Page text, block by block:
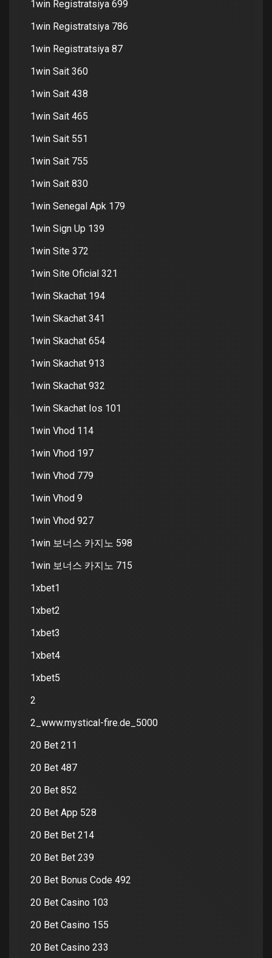
1win Registratsiya 699
1win Registratsiya 786
1win Registratsiya 87
1win Sait 360
1win Sait 438
1win Sait 465
1win Sait 551
1win Sait 755
1win Sait 830
1win Senegal Apk 179
1win Sign Up 139
1win Site 372
1win Site Oficial 321
1win Skachat 194
1win Skachat 341
1win Skachat 654
1win Skachat 913
1win Skachat 932
1win Skachat Ios 101
1win Vhod 114
1win Vhod 197
1win Vhod 779
1win Vhod 9
1win Vhod 927
1win 보너스 카지노 598
1win 보너스 카지노 715
1xbet1
1xbet2
1xbet3
1xbet4
1xbet5
2
2_www.mystical-fire.de_5000
20 Bet 211
20 Bet 487
20 Bet 852
20 Bet App 528
20 Bet Bet 214
20 Bet Bet 239
20 Bet Bonus Code 492
20 Bet Casino 103
20 Bet Casino 155
20 Bet Casino 233